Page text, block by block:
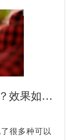
WhatsApp群发营销有用吗？效果如何？
很多种可以